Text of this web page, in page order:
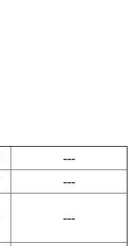
---
---
---